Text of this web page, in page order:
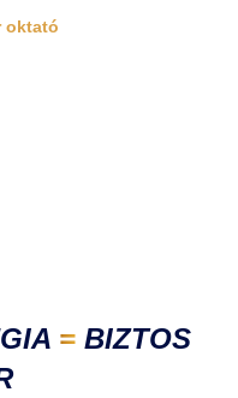
oktató
=BIZTOS